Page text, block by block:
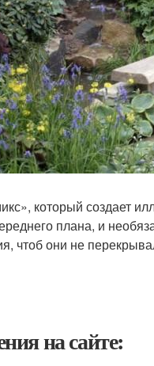
который создает
плана, и
чтоб они не
на сайте: